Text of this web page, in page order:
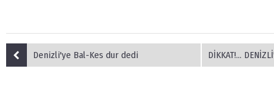
Denizli'ye Bal-Kes dur dedi DİKKAT!... DENİZLİ'DE